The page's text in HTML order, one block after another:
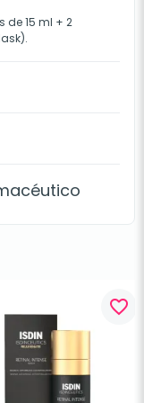
de 15 ml + 2
favorite_border